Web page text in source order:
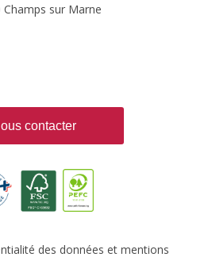
Champs sur Marne
contacter
des données et mentions